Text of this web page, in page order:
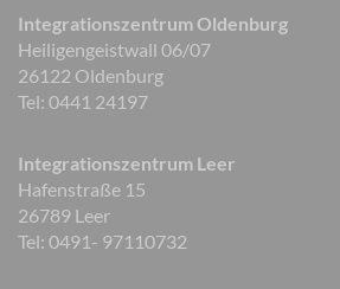
Integrationszentrum Oldenburg
Heiligengeistwall 06/07
26122 Oldenburg
Tel: 0441 24197
Integrationszentrum Leer
Hafenstraße 15
26789 Leer
Tel: 0491- 97110732